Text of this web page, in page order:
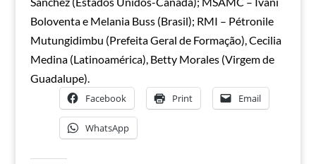
Boloventa e Melania Buss (Brasil); RMI – Pétronile
Mutungidimbu (Prefeita Geral de Formação), Cecilia
Medina (Latinoamérica), Betty Morales (Virgem de
Guadalupe).
Facebook Print Email
WhatsApp